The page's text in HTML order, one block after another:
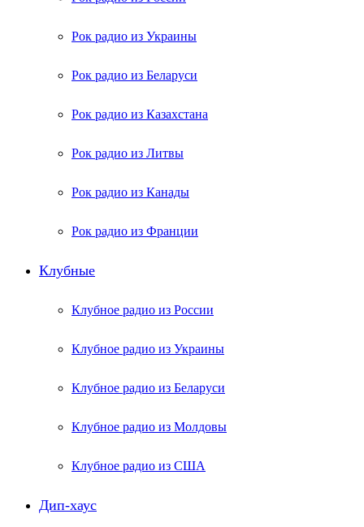
Рок радио из Украины
Рок радио из Беларуси
Рок радио из Казахстана
Рок радио из Литвы
Рок радио из Канады
Рок радио из Франции
Клубные
Клубное радио из России
Клубное радио из Украины
Клубное радио из Беларуси
Клубное радио из Молдовы
Клубное радио из США
Дип-хаус